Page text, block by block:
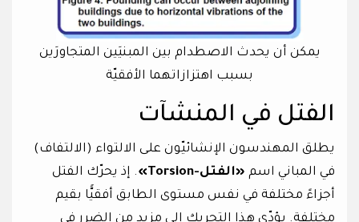
يمكن أن يحدث الاصطدام بين المبنيَين المتجاورَين
بسبب اهتزازاتهما الأفقيّة
الفتل في المنشآت
يطلق المهندسون الإنشائيّون على الالتواء (الالتفاف)
في المباني اسم «الفتل-Torsion»
. إذ يحرّك الفتل
أجزاءً مختلفة في نفس مستوى الطابق أفقيًّا بقيم